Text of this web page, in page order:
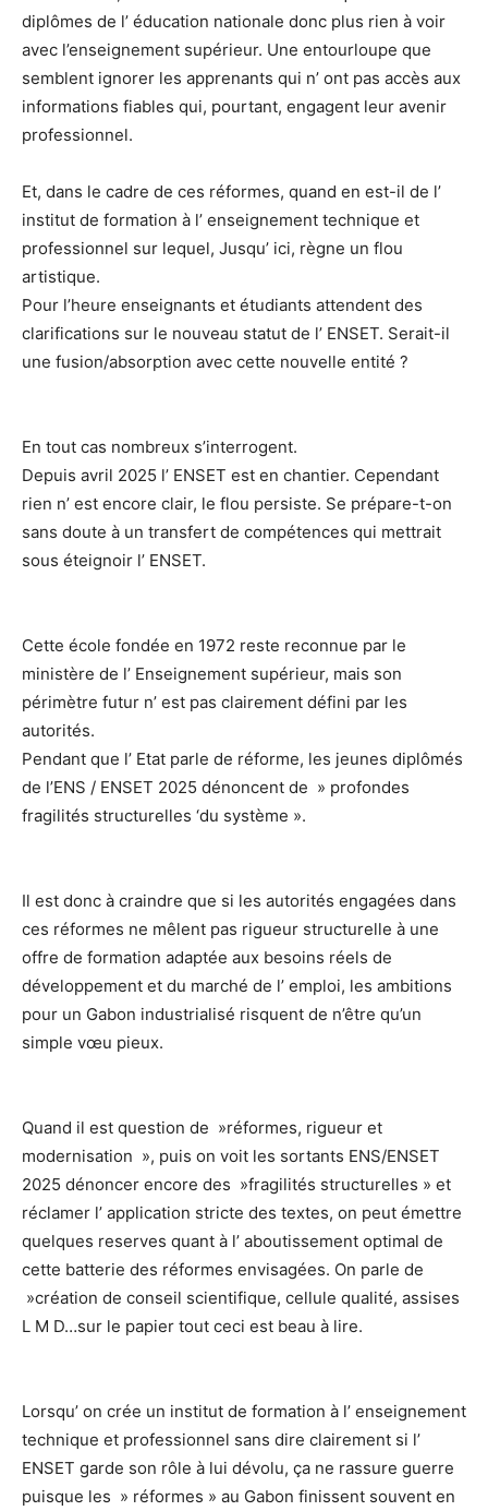
diplômes de l’ éducation nationale donc plus rien à voir
avec l’enseignement supérieur. Une entourloupe que
semblent ignorer les apprenants qui n’ ont pas accès aux
informations fiables qui, pourtant, engagent leur avenir
professionnel.
Et, dans le cadre de ces réformes, quand en est-il de l’
institut de formation à l’ enseignement technique et
professionnel sur lequel, Jusqu’ ici, règne un flou
artistique.
Pour l’heure enseignants et étudiants attendent des
clarifications sur le nouveau statut de l’ ENSET. Serait-il
une fusion/absorption avec cette nouvelle entité ?
En tout cas nombreux s’interrogent.
Depuis avril 2025 l’ ENSET est en chantier. Cependant
rien n’ est encore clair, le flou persiste. Se prépare-t-on
sans doute à un transfert de compétences qui mettrait
sous éteignoir l’ ENSET.
Cette école fondée en 1972 reste reconnue par le
ministère de l’ Enseignement supérieur, mais son
périmètre futur n’ est pas clairement défini par les
autorités.
Pendant que l’ Etat parle de réforme, les jeunes diplômés
de l’ENS / ENSET 2025 dénoncent de » profondes
fragilités structurelles ‘du système ».
Il est donc à craindre que si les autorités engagées dans
ces réformes ne mêlent pas rigueur structurelle à une
offre de formation adaptée aux besoins réels de
développement et du marché de l’ emploi, les ambitions
pour un Gabon industrialisé risquent de n’être qu’un
simple vœu pieux.
Quand il est question de »réformes, rigueur et
modernisation », puis on voit les sortants ENS/ENSET
2025 dénoncer encore des »fragilités structurelles » et
réclamer l’ application stricte des textes, on peut émettre
quelques reserves quant à l’ aboutissement optimal de
cette batterie des réformes envisagées. On parle de
»création de conseil scientifique, cellule qualité, assises
L M D…sur le papier tout ceci est beau à lire.
Lorsqu’ on crée un institut de formation à l’ enseignement
technique et professionnel sans dire clairement si l’
ENSET garde son rôle à lui dévolu, ça ne rassure guerre
puisque les » réformes » au Gabon finissent souvent en